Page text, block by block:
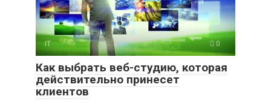
IT 0
Как выбрать веб-студию, которая
действительно принесет
клиентов